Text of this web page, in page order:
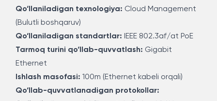
Qo‘llaniladigan texnologiya: Cloud Management
(Bulutli boshqaruv)
Qo‘llaniladigan standartlar: IEEE 802.3af/at PoE
Tarmoq turini qo‘llab-quvvatlash: Gigabit
Ethernet
Ishlash masofasi: 100m (Ethernet kabeli orqali)
Qo‘llab-quvvatlanadigan protokollar: